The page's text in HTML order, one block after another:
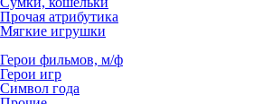
Прочая атрибутика
Мягкие игрушки
Герои фильмов, м/ф
Герои игр
Символ года